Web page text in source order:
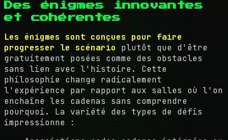
Des énigmes innovantes
et cohérentes
Les énigmes sont conçues pour faire
progresser le scénario plutôt que d'être
gratuitement posées comme des obstacles
sans lien avec l'histoire. Cette
philosophie change radicalement
l'expérience par rapport aux salles où l'on
enchaîne les cadenas sans comprendre
pourquoi. La variété des types de défis
impressionne :